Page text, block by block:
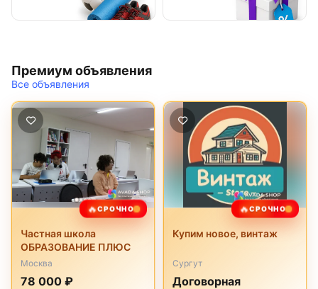
Премиум объявления
Все объявления
🔥СРОЧНО
Частная школа
ОБРАЗОВАНИЕ ПЛЮС
Москва
78 000 ₽
🔥СРОЧНО
Купим новое, винтаж
Сургут
Договорная